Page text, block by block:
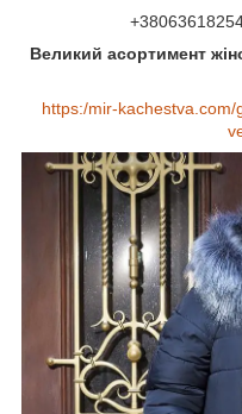
Великий асортимент
https:/mir-